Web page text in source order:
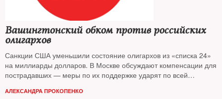
Вашингтонский обком против российских
олигархов
Санкции США уменьшили состояние олигархов из «списка 24»
на миллиарды долларов. В Москве обсуждают компенсации для
пострадавших — меры по их поддержке ударят по всей
АЛЕКСАНДРА ПРОКОПЕНКО